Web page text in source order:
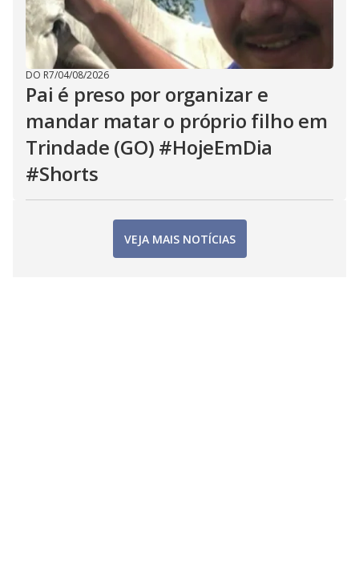
DO R7/04/08/2026
Pai é preso por organizar e
mandar matar o próprio filho em
Trindade (GO) #HojeEmDia
#Shorts
VEJA MAIS NOTÍCIAS